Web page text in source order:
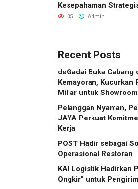
Kesepahaman
untuk Memperluas
35 Admin
Recent Posts
deGadai Buka Cabang
Kemayoran, Kucurkan
Miliar untuk Showroom
Pelanggan Nyaman,
JAYA Perkuat
Kerja
POST Hadir sebagai
Operasional Restoran
KAI Logistik Hadirkan
Ongkir” untuk